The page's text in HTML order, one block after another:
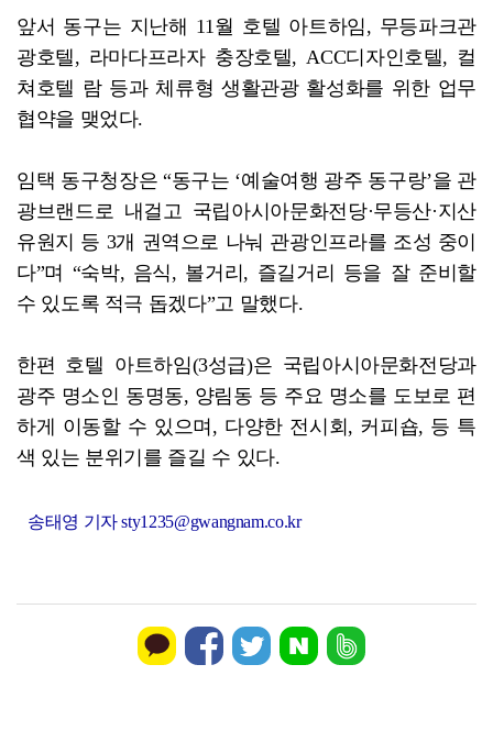
앞서 동구는 지난해 11월 호텔 아트하임, 무등파크관
광호텔, 라마다프라자 충장호텔, ACC디자인호텔, 컬
쳐호텔 람 등과 체류형 생활관광 활성화를 위한 업무
협약을 맺었다.
임택 동구청장은 “동구는 ‘예술여행 광주 동구랑’을 관
광브랜드로 내걸고 국립아시아문화전당·무등산·지산
유원지 등 3개 권역으로 나눠 관광인프라를 조성 중이
다”며 “숙박, 음식, 볼거리, 즐길거리 등을 잘 준비할
수 있도록 적극 돕겠다”고 말했다.
한편 호텔 아트하임(3성급)은 국립아시아문화전당과
광주 명소인 동명동, 양림동 등 주요 명소를 도보로 편
하게 이동할 수 있으며, 다양한 전시회, 커피숍, 등 특
색 있는 분위기를 즐길 수 있다.
송태영 기자 sty1235@gwangnam.co.kr